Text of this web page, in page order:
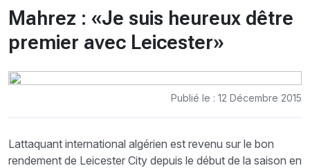
Mahrez : «Je suis heureux dêtre
premier avec Leicester»
Publié le : 12 Décembre 2015
Lattaquant international algérien est revenu sur le bon
rendement de Leicester City depuis le début de la saison en